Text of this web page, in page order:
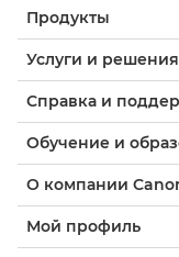
Продукты
Услуги и решения
Справка и
Обучение и
О компании
Мой профиль